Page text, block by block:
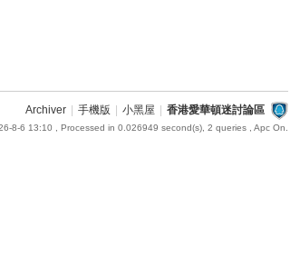
Archiver 手機版 小黑屋 香港愛華頓迷討論區
8-6 13:10 , Processed in 0.026949 second(s), 2 queries , Apc On.